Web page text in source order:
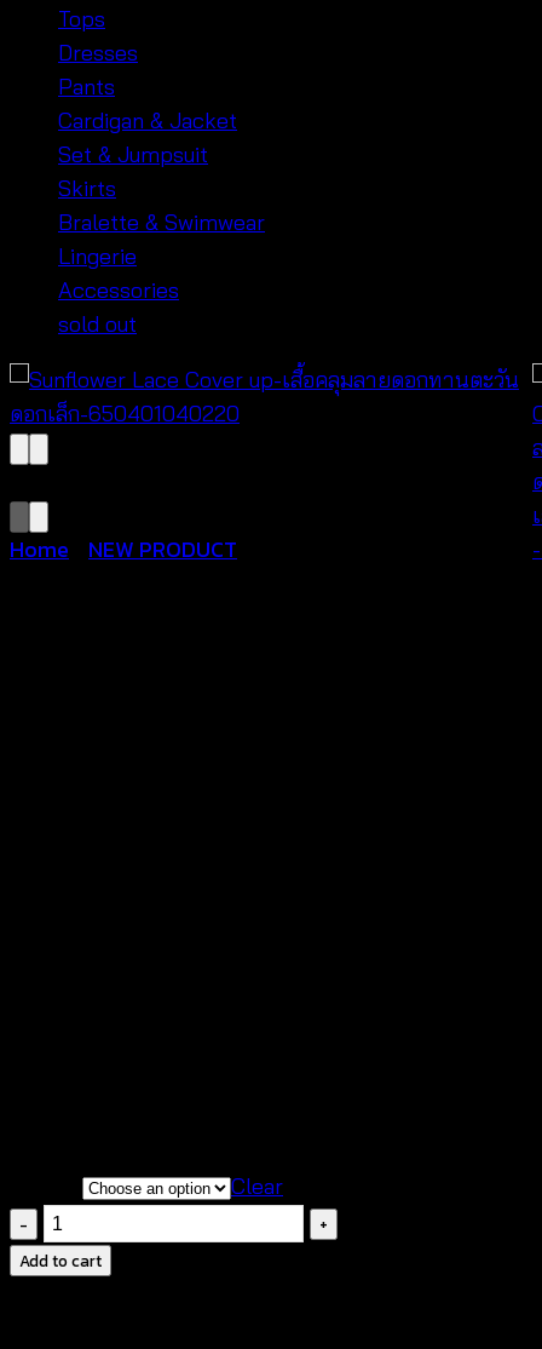
Tops
Dresses
Pants
Cardigan & Jacket
Set & Jumpsuit
Skirts
Bralette & Swimwear
Lingerie
Accessories
sold out
Home NEW PRODUCT
Clear
Sunflower
Lace
Add to cart